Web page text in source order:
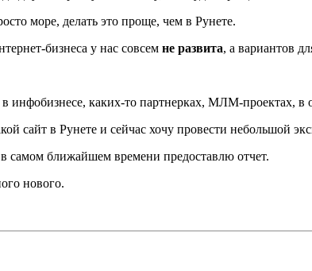
море, делать это проще, чем в Рунете.
бизнеса у нас совсем не развита, а вариантов
инфобизнесе, каких-то партнерках, МЛМ-проектах, в
сайт в Рунете и сейчас хочу провести небольшой
самом ближайшем времени предоставлю отчет.
нового.